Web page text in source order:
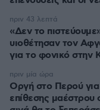
«Δεν το
υιοθέτησαν τον
για το φονικό στην
πριν 43 λεπτά
Οργή στο Περού για
επίθεσης μαέστρου
πριν μία ώρα